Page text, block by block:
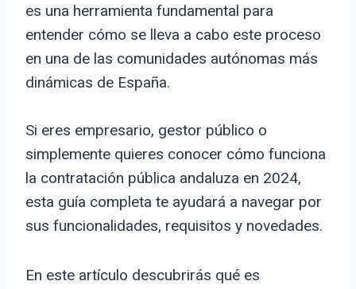
es una herramienta fundamental para
entender cómo se lleva a cabo este proceso
en una de las comunidades autónomas más
dinámicas de España.
Si eres empresario, gestor público o
simplemente quieres conocer cómo funciona
la contratación pública andaluza en 2024,
esta guía completa te ayudará a navegar por
sus funcionalidades, requisitos y novedades.
En este artículo descubrirás qué es